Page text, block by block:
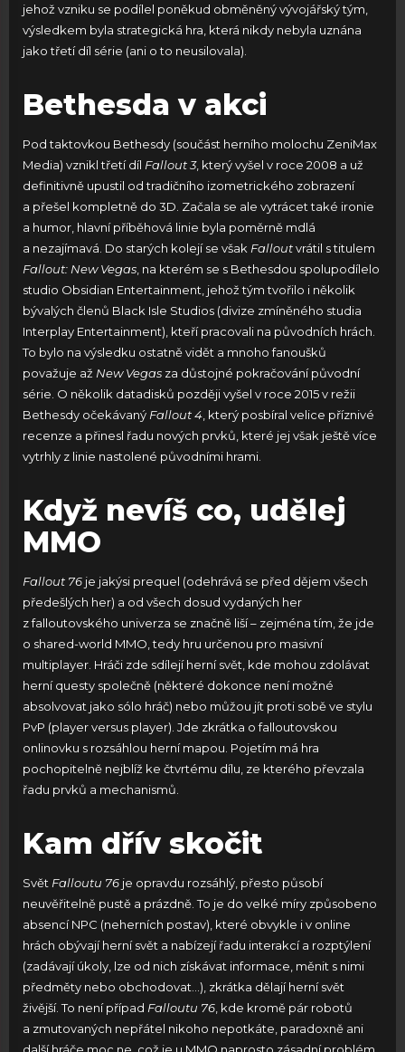
jehož vzniku se podílel poněkud obměněný vývojářský tým,
výsledkem byla strategická hra, která nikdy nebyla uznána
jako třetí díl série (ani o to neusilovala).
Bethesda v akci
Pod taktovkou Bethesdy (součást herního molochu ZeniMax
Media) vznikl třetí díl Fallout 3, který vyšel v roce 2008 a už
definitivně upustil od tradičního izometrického zobrazení
a přešel kompletně do 3D. Začala se ale vytrácet také ironie
a humor, hlavní příběhová linie byla poměrně mdlá
a nezajímavá. Do starých kolejí se však Falloutvrátil s titulem
Fallout: New Vegas , na kterém se s Bethesdou spolupodílelo
studio Obsidian Entertainment, jehož tým tvořilo i několik
bývalých členů Black Isle Studios (divize zmíněného studia
Interplay Entertainment), kteří pracovali na původních hrách.
To bylo na výsledku ostatně vidět a mnoho fanoušků
považuje až New Vegas za důstojné pokračování původní
série. O několik datadisků později vyšel v roce 2015 v režii
Bethesdy očekávaný Fallout 4 , který posbíral velice příznivé
recenze a přinesl řadu nových prvků, které jej však ještě více
vytrhly z linie nastolené původními hrami.
Když nevíš co, udělej
MMO
Fallout 76 je jakýsi prequel (odehrává se před dějem všech
předešlých her) a od všech dosud vydaných her
z falloutovského univerza se značně liší – zejména tím, že jde
o shared-world MMO, tedy hru určenou pro masivní
multiplayer. Hráči zde sdílejí herní svět, kde mohou zdolávat
herní questy společně (některé dokonce není možné
absolvovat jako sólo hráč) nebo můžou jít proti sobě ve stylu
PvP (player versus player). Jde zkrátka o falloutovskou
onlinovku s rozsáhlou herní mapou. Pojetím má hra
pochopitelně nejblíž ke čtvrtému dílu, ze kterého převzala
řadu prvků a mechanismů.
Kam dřív skočit
Svět Falloutu 76 je opravdu rozsáhlý, přesto působí
neuvěřitelně pustě a prázdně. To je do velké míry způsobeno
absencí NPC (neherních postav), které obvykle i v online
hrách obývají herní svět a nabízejí řadu interakcí a rozptýlení
(zadávají úkoly, lze od nich získávat informace, měnit s nimi
předměty nebo obchodovat…), zkrátka dělají herní svět
živější. To není případ Falloutu 76 , kde kromě pár robotů
a zmutovaných nepřátel nikoho nepotkáte, paradoxně ani